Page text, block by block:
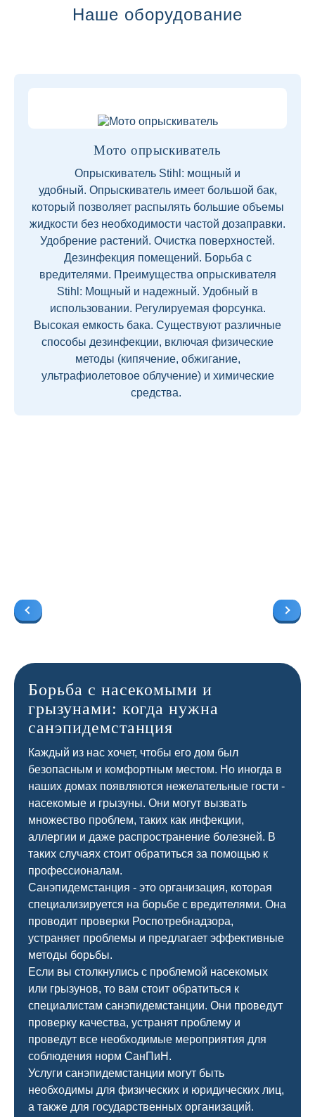
Наше оборудование
Мото опрыскиватель
Опрыскиватель Stihl: мощный и
удобный. Опрыскиватель имеет большой бак,
который позволяет распылять большие объемы
жидкости без необходимости частой дозаправки.
Удобрение растений. Очистка поверхностей.
Дезинфекция помещений. Борьба с
вредителями. Преимущества опрыскивателя
Stihl: Мощный и надежный. Удобный в
использовании. Регулируемая форсунка.
Высокая емкость бака. Существуют различные
способы дезинфекции, включая физические
методы (кипячение, обжигание,
ультрафиолетовое облучение) и химические
средства.
Борьба с насекомыми и
грызунами: когда нужна
санэпидемстанция
Каждый из нас хочет, чтобы его дом был
безопасным и комфортным местом. Но иногда в
наших домах появляются нежелательные гости -
насекомые и грызуны. Они могут вызвать
множество проблем, таких как инфекции,
аллергии и даже распространение болезней. В
таких случаях стоит обратиться за помощью к
профессионалам.
Санэпидемстанция - это организация, которая
специализируется на борьбе с вредителями. Она
проводит проверки Роспотребнадзора,
устраняет проблемы и предлагает эффективные
методы борьбы.
Если вы столкнулись с проблемой насекомых
или грызунов, то вам стоит обратиться к
специалистам санэпидемстанции. Они проведут
проверку качества, устранят проблему и
проведут все необходимые мероприятия для
соблюдения норм СанПиН.
Услуги санэпидемстанции могут быть
необходимы для физических и юридических лиц,
а также для государственных организаций.